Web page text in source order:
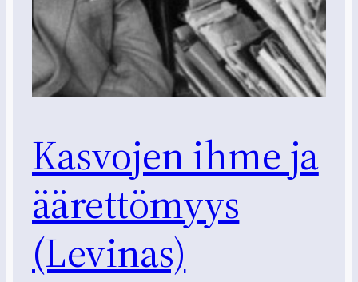
Kasvojen ihme ja
äärettömyys
(Levinas)